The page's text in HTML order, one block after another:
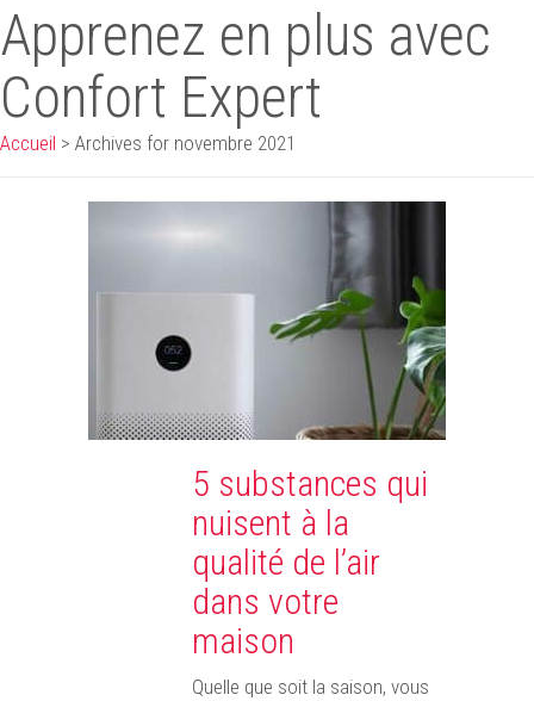
Apprenez en plus avec
Confort Expert
Accueil > Archives for novembre 2021
5 substances qui
nuisent à la
qualité de l’air
dans votre
maison
Quelle que soit la saison, vous